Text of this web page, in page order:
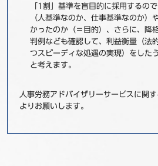
「1割」基準を盲目的に採用するの
（人基準なのか、仕事基準なのか）
かったのか（＝目的）、さらに、降
判例なども確認して、利益衡量（法
つスピーディな処遇の実現）をした
と考えます。
人事労務アドバイザリーサービスに関
よりお願いします。